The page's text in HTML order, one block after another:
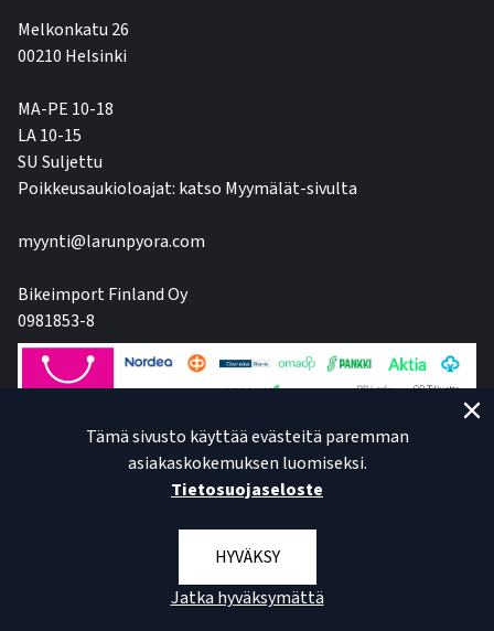
Melkonkatu 26
00210 Helsinki
MA-PE 10-18
LA 10-15
SU Suljettu
Poikkeusaukioloajat: katso Myymälät-sivulta
myynti@larunpyora.com
Bikeimport Finland Oy
0981853-8
Tämä sivusto käyttää evästeitä paremman
asiakaskokemuksen luomiseksi.
Tietosuojaseloste
HYVÄKSY
Jatka hyväksymättä